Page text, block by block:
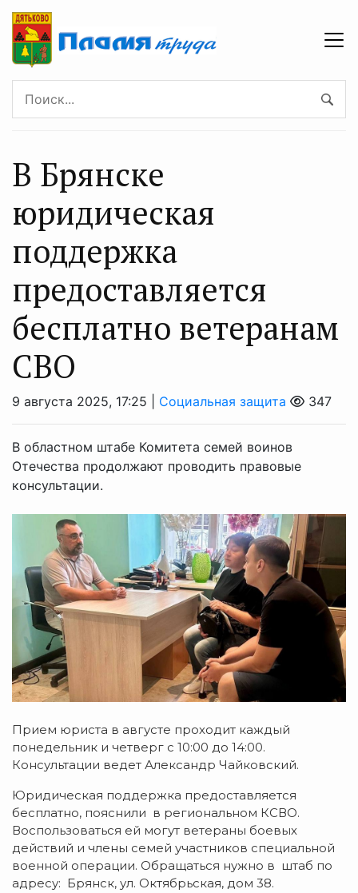
В Брянске
юридическая
поддержка
предоставляется
бесплатно ветеранам
СВО
9 августа 2025, 17:25 | Социальная защита 347
В областном штабе Комитета семей воинов
Отечества продолжают проводить правовые
консультации.
Прием юриста в августе проходит каждый
понедельник и четверг с 10:00 до 14:00.
Консультации ведет Александр Чайковский.
Юридическая поддержка предоставляется
бесплатно, пояснили в региональном КСВО.
Воспользоваться ей могут ветераны боевых
действий и члены семей участников специальной
военной операции. Обращаться нужно в штаб по
адресу: Брянск, ул. Октябрьская, дом 38.